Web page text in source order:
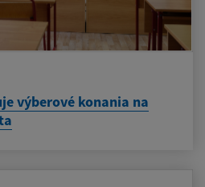
výberové konania na